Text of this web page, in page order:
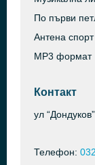
По първи
Антена спорт
МР3 формат
Контакт
ул
Телефон: